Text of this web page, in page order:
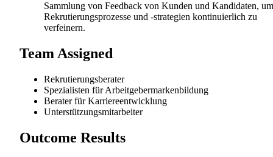
Sammlung von Feedback von Kunden und Kandidaten, um
Rekrutierungsprozesse und -strategien kontinuierlich zu
verfeinern.
Team Assigned
Rekrutierungsberater
Spezialisten für Arbeitgebermarkenbildung
Berater für Karriereentwicklung
Unterstützungsmitarbeiter
Outcome Results